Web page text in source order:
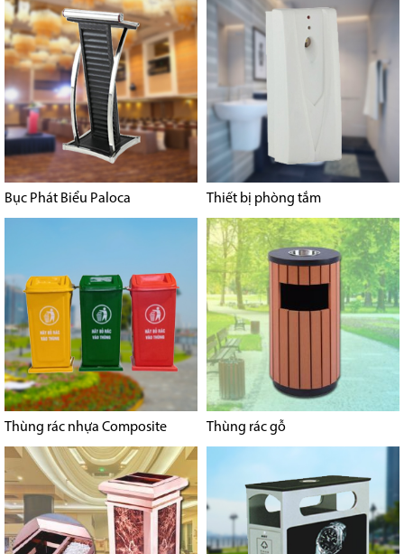
Bục Phát Biểu Paloca Thiết bị phòng tắm
Thùng rác nhựa Composite Thùng rác gỗ